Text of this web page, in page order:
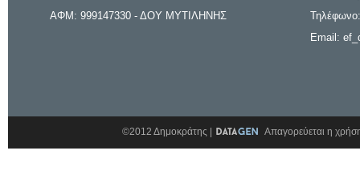
ΑΦΜ: 999147330 - ΔΟΥ ΜΥΤΙΛΗΝΗΣ
Email:
©2012 Δημοκράτης | Απαγορεύεται η